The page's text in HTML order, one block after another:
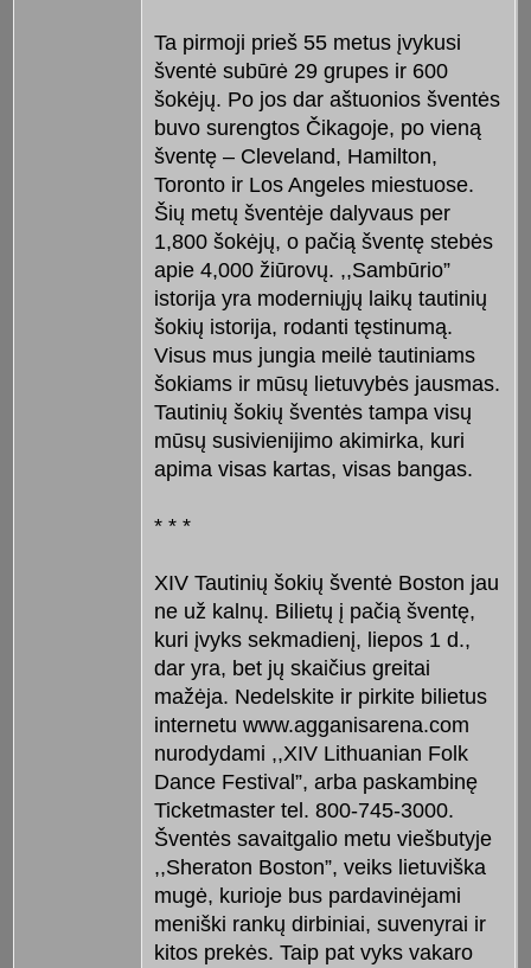
Ta pirmoji prieš 55 metus įvykusi
šventė subūrė 29 grupes ir 600
šokėjų. Po jos dar aštuonios šventės
buvo surengtos Čikagoje, po vieną
šventę – Cleveland, Hamilton,
Toronto ir Los Angeles miestuose.
Šių metų šventėje dalyvaus per
1,800 šokėjų, o pačią šventę stebės
apie 4,000 žiūrovų. ,,Sambūrio”
istorija yra moderniųjų laikų tautinių
šokių istorija, rodanti tęstinumą.
Visus mus jungia meilė tautiniams
šokiams ir mūsų lietuvybės jausmas.
Tautinių šokių šventės tampa visų
mūsų susivienijimo akimirka, kuri
apima visas kartas, visas bangas.
* * *
XIV Tautinių šokių šventė Boston jau
ne už kalnų. Bilietų į pačią šventę,
kuri įvyks sekmadienį, liepos 1 d.,
dar yra, bet jų skaičius greitai
mažėja. Nedelskite ir pirkite bilietus
internetu www.agganisarena.com
nurodydami ,,XIV Lithuanian Folk
Dance Festival”, arba paskambinę
Ticketmaster tel. 800-745-3000.
Šventės savaitgalio metu viešbutyje
,,Sheraton Boston”, veiks lietuviška
mugė, kurioje bus pardavinėjami
meniški rankų dirbiniai, suvenyrai ir
kitos prekės. Taip pat vyks vakaro